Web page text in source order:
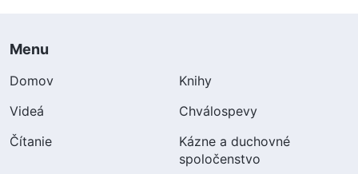
Menu
Domov
Knihy
Videá
Chválospevy
Čítanie
Kázne a duchovné
spoločenstvo